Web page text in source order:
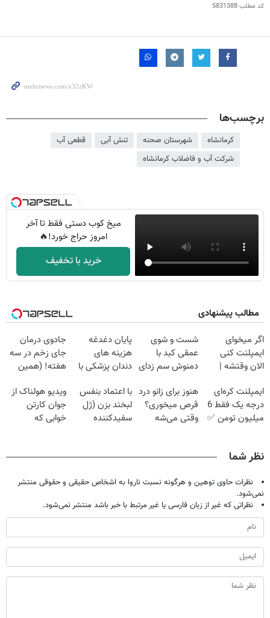
کد مطلب5831388
برچسب‌ها
کرمانشاه شهرستان صحنه تنش آبی
قطعی آب
شرکت آب و فاضلاب کرمانشاه
میخ کوب دستی فقط تا آخر
امروز حراج خورد!🔥
خرید با تخفیف
مطالب پیشنهادی
اگر میخوای
ایمپلنت کنی
الان وقتشه |
میلیون تومان!!!
شست و شوی
عمقی کبد با
دمنوش سم زدای
پایان دغدغه
هزینه های
دندان پزشکی با
خانگی
جادوی درمان
جای زخم در سه
هفته! (همین
صحبت کنید)
ایمپلنت کره‌ای
درجه یک فقط 6
میلیون تومن ✅
هنوز برای زانو درد
قرص میخوری؟
وقتی می‌شه
با اعتماد بنفس
لبخند بزن (ژل
سفیدکننده
ویدیو هولناک از
جوان کارتن
خوابی که
نظر شما
نظرات حاوی توهین و هرگونه نسبت ناروا به اشخاص حقیقی و حقوقی منتشر
نمی‌شود.
نظراتی که غیر از زبان فارسی یا غیر مرتبط با خبر باشد منتشر نمی‌شود.